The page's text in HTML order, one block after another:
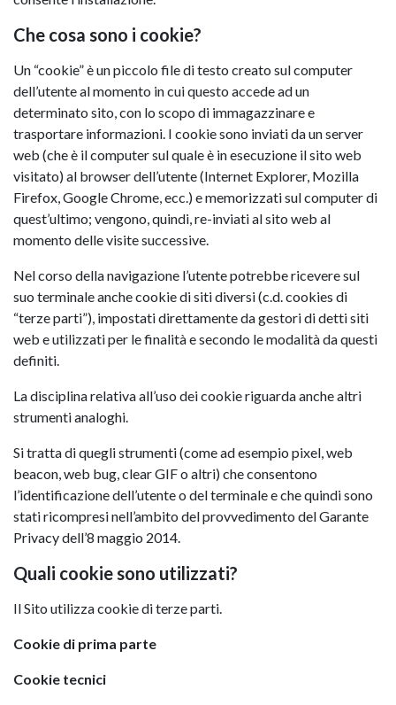
Che cosa sono i cookie?
Un “cookie” è un piccolo file di testo creato sul computer
dell’utente al momento in cui questo accede ad un
determinato sito, con lo scopo di immagazzinare e
trasportare informazioni. I cookie sono inviati da un server
web (che è il computer sul quale è in esecuzione il sito web
visitato) al browser dell’utente (Internet Explorer, Mozilla
Firefox, Google Chrome, ecc.) e memorizzati sul computer di
quest’ultimo; vengono, quindi, re-inviati al sito web al
momento delle visite successive.
Nel corso della navigazione l’utente potrebbe ricevere sul
suo terminale anche cookie di siti diversi (c.d. cookies di
“terze parti”), impostati direttamente da gestori di detti siti
web e utilizzati per le finalità e secondo le modalità da questi
definiti.
La disciplina relativa all’uso dei cookie riguarda anche altri
strumenti analoghi.
Si tratta di quegli strumenti (come ad esempio pixel, web
beacon, web bug, clear GIF o altri) che consentono
l’identificazione dell’utente o del terminale e che quindi sono
stati ricompresi nell’ambito del provvedimento del Garante
Privacy dell’8 maggio 2014.
Quali cookie sono utilizzati?
Il Sito utilizza cookie di terze parti.
Cookie di prima parte
Cookie tecnici